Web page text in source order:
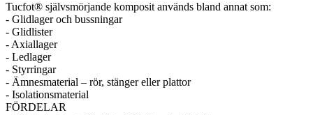
Tucfot® självsmörjande komposit används bland annat som:
- Glidlager och bussningar
- Glidlister
- Axiallager
- Ledlager
- Styrringar
- Ämnesmaterial – rör, stänger eller plattor
- Isolationsmaterial
FÖRDELAR